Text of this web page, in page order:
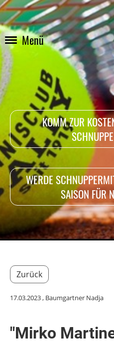
Menü
KOMM ZUR
WERDE
SAISON FÜR
Zurück
17.03.2023, Baumgartner Nadja
"Mirko